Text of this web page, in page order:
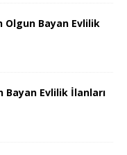
Olgun Bayan Evlilik
Bayan Evlilik İlanları